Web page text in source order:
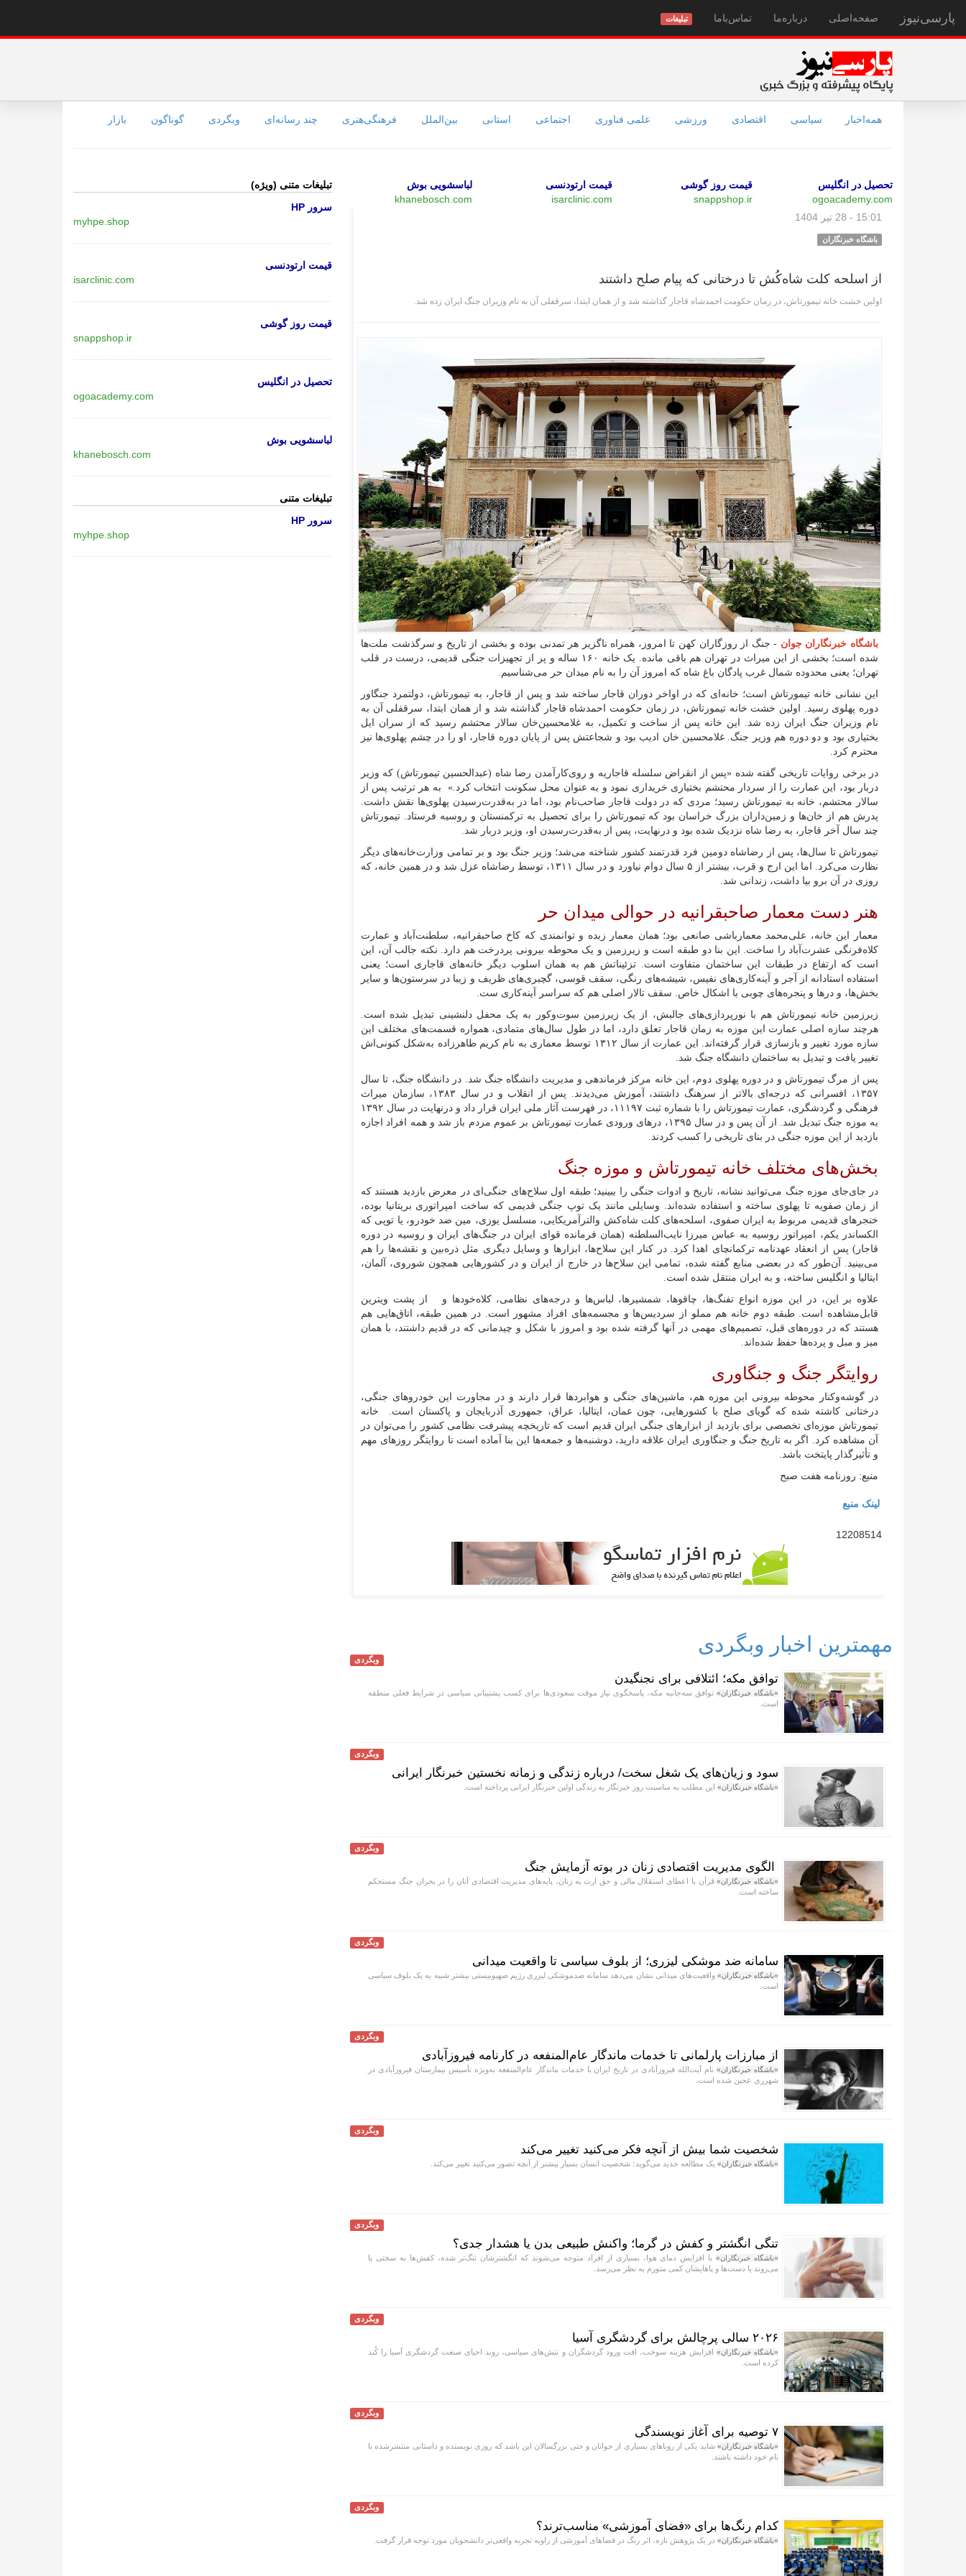
پارسی‌نیوز صفحه‌اصلی درباره‌ما تماس‌با‌ما تبلیغات
همه‌اخبار سیاسی اقتصادی ورزشی علمی فناوری اجتماعی استانی بین‌الملل فرهنگی‌هنری چند رسانه‌ای وبگردی گوناگون بازار
تحصیل در انگلیس
ogoacademy.com
قیمت روز گوشی
snappshop.ir
قیمت ارتودنسی
isarclinic.com
لباسشویی بوش
khanebosch.com
15:01 - 28 تیر 1404
باشگاه خبرنگاران
از اسلحه کلت شاه‌کُش تا درختانی که پیام صلح داشتند
اولین خشت خانه تیمورتاش، در زمان حکومت احمدشاه قاجار گذاشته شد و از همان ابتدا، سرقفلی آن به‌ نام وزیران جنگ ایران زده شد.
باشگاه خبرنگاران جوان - جنگ از روزگاران کهن تا امروز، همراه ناگزیر هر تمدنی بوده و بخشی از تاریخ و سرگذشت ملت‌ها
شده است؛ بخشی از این میراث در تهران هم باقی مانده. یک خانه ۱۶۰ ساله و پر از تجهیزات جنگی قدیمی، درست در قلب
تهران؛ یعنی محدوده شمال غرب پادگان باغ شاه که امروز آن را به نام میدان حر می‌شناسیم.
این نشانی خانه تیمورتاش است؛ خانه‌ای که در اواخر دوران قاجار ساخته شد و پس از قاجار، به تیمورتاش، دولتمرد جنگاور
دوره پهلوی رسید. اولین خشت خانه تیمورتاش، در زمان حکومت احمدشاه قاجار گذاشته شد و از همان ابتدا، سرقفلی آن به
نام وزیران جنگ ایران زده شد. این خانه پس از ساخت و تکمیل، به غلامحسین‌خان سالار محتشم رسید که از سران ایل
بختیاری بود و دو دوره هم وزیر جنگ. غلامحسین خان ادیب بود و شجاعتش پس از پایان دوره قاجار، او را در چشم پهلوی‌ها نیز
محترم کرد.
در برخی روایات تاریخی گفته شده «پس از انقراض سلسله قاجاریه و روی‌کارآمدن رضا شاه (عبدالحسین تیمورتاش) که وزیر
دربار بود، این عمارت را از سردار محتشم بختیاری خریداری نمود و به عنوان محل سکونت انتخاب کرد.» به هر ترتیب پس از
سالار محتشم، خانه به تیمورتاش رسید؛ مردی که در دولت قاجار صاحب‌نام بود، اما در به‌قدرت‌رسیدن پهلوی‌ها نقش داشت.
پدرش هم از خان‌ها و زمین‌داران بزرگ خراسان بود که تیمورتاش را برای تحصیل به ترکمنستان و روسیه فرستاد. تیمورتاش
چند سال آخر قاجار، به رضا شاه نزدیک شده بود و درنهایت، پس از به‌قدرت‌رسیدن او، وزیر دربار شد.
تیمورتاش تا سال‌ها، پس از رضاشاه دومین فرد قدرتمند کشور شناخته می‌شد؛ وزیر جنگ بود و بر تمامی وزارت‌خانه‌های دیگر
نظارت می‌کرد. اما این ارج و قرب، بیشتر از ۵ سال دوام نیاورد و در سال ۱۳۱۱، توسط رضاشاه عزل شد و در همین خانه، که
روزی در آن برو بیا داشت، زندانی شد.
هنر دست معمار صاحبقرانیه در حوالی میدان حر
معمار این خانه، علی‌محمد معمارباشی صانعی بود؛ همان معمار زبده و توانمندی که کاخ صاحبقرانیه، سلطنت‌آباد و عمارت
کلاه‌فرنگی عشرت‌آباد را ساخت. این بنا دو طبقه است و زیرزمین و یک محوطه بیرونی پردرخت هم دارد. نکته جالب آن، این
است که ارتفاع در طبقات این ساختمان متفاوت است. تزئیناتش هم به همان اسلوب دیگر خانه‌های قاجاری است؛ یعنی
استفاده استادانه از آجر و آینه‌کاری‌های نفیس، شیشه‌های رنگی، سقف قوسی، گچبری‌های ظریف و زیبا در سرستون‌ها و سایر
بخش‌ها، و در‌ها و پنجره‌های چوبی با اشکال خاص. سقف تالار اصلی هم که سراسر آینه‌کاری ست.
زیرزمین خانه تیمورتاش هم با نورپردازی‌های جالبش، از یک زیرزمین سوت‌وکور به یک محفل دلنشینی تبدیل شده است.
هرچند سازه اصلی عمارت این موزه به زمان قاجار تعلق دارد، اما در طول سال‌های متمادی، همواره قسمت‌های مختلف این
سازه مورد تغییر و بازسازی قرار گرفته‌اند. این عمارت از سال ۱۳۱۲ توسط معماری به نام کریم طاهرزاده به‌شکل کنونی‌اش
تغییر یافت و تبدیل به ساختمان دانشگاه جنگ شد.
پس از مرگ تیمورتاش و در دوره پهلوی دوم، این خانه مرکز فرماندهی و مدیریت دانشگاه جنگ شد. در دانشگاه جنگ، تا سال
۱۳۵۷، افسرانی که درجه‌ای بالاتر از سرهنگ داشتند، آموزش می‌دیدند. پس از انقلاب و در سال ۱۳۸۳، سازمان میراث
فرهنگی و گردشگری، عمارت تیمورتاش را با شماره ثبت ۱۱۱۹۷، در فهرست آثار ملی ایران قرار داد و درنهایت در سال ۱۳۹۲
به موزه جنگ تبدیل شد. از آن پس و در سال ۱۳۹۵، در‌های ورودی عمارت تیمورتاش بر عموم مردم باز شد و همه افراد اجازه
بازدید از این موزه جنگی در بنای تاریخی را کسب کردند.
بخش‌های مختلف خانه تیمورتاش و موزه جنگ
در جای‌جای موزه جنگ می‌توانید نشانه، تاریخ و ادوات جنگی را ببینید؛ طبقه اول سلاح‌های جنگی‌ای در معرض بازدید هستند که
از زمان صفویه تا پهلوی ساخته و استفاده شده‌اند. وسایلی مانند یک توپ جنگی قدیمی که ساخت امپراتوری بریتانیا بوده،
خنجر‌های قدیمی مربوط به ایران صفوی، اسلحه‌های کلت شاه‌کش والترآمریکایی، مسلسل یوزی، مین ضد خودرو، یا توپی که
الکساندر یکم، امپراتور روسیه به عباس میرزا نایب‌السلطنه (همان فرمانده قوای ایران در جنگ‌های ایران و روسیه در دوره
قاجار) پس از انعقاد عهدنامه ترکمانچای اهدا کرد. در کنار این سلاح‌ها، ابزار‌ها و وسایل دیگری مثل ذره‌بین و نقشه‌ها را هم
می‌بینید. آن‌طور که در بعضی منابع گفته شده، تمامی این سلاح‌ها در خارج از ایران و در کشور‌هایی همچون شوروی، آلمان،
ایتالیا و انگلیس ساخته، و به ایران منتقل شده است.
علاوه بر این، در این موزه انواع تفنگ‌ها، چاقوها، شمشیرها، لباس‌ها و درجه‌های نظامی، کلاه‌خود‌ها و از پشت ویترین
قابل‌مشاهده است. طبقه دوم خانه هم مملو از سردیس‌ها و مجسمه‌های افراد مشهور است. در همین طبقه، اتاق‌هایی هم
هستند که در دوره‌های قبل، تصمیم‌های مهمی در آنها گرفته شده بود و امروز با شکل و چیدمانی که در قدیم داشتند، با همان
میز و مبل و پرده‌ها حفظ شده‌اند.
روایتگر جنگ و جنگاوری
در گوشه‌وکنار محوطه بیرونی این موزه هم، ماشین‌های جنگی و هوابرد‌ها قرار دارند و در مجاورت این خودرو‌های جنگی،
درختانی کاشته شده که گویای صلح با کشورهایی، چون عمان، ایتالیا، عراق، جمهوری آذربایجان و پاکستان است. خانه
تیمورتاش موزه‌ای تخصصی برای بازدید از ابزار‌های جنگی ایران قدیم است که تاریخچه پیشرفت نظامی کشور را می‌توان در
آن مشاهده کرد. اگر به تاریخ جنگ و جنگاوری ایران علاقه دارید، دوشنبه‌ها و جمعه‌ها این بنا آماده است تا روایتگر روز‌های مهم
و تأثیرگذار پایتخت باشد.
منبع: روزنامه هفت صبح
لینک منبع
12208514
مهمترین اخبار وبگردی
وبگردی
توافق مکه؛ ائتلافی برای نجنگیدن
«باشگاه خبرنگاران» توافق سه‌جانبه مکه، پاسخگوی نیاز موقت سعودی‌ها برای کسب پشتیبانی سیاسی در شرایط فعلی منطقه
است.
وبگردی
سود و زیان‌های یک شغل سخت/ درباره زندگی و زمانه نخستین خبرنگار ایرانی
«باشگاه خبرنگاران» این مطلب به مناسبت روز خبرنگار به زندگی اولین خبرنگار ایرانی پرداخته است.
وبگردی
الگوی مدیریت اقتصادی زنان در بوته آزمایش جنگ
«باشگاه خبرنگاران»قرآن با اعطای استقلال مالی و حق ارث به زنان، پایه‌های مدیریت اقتصادی آنان را در بحران جنگ مستحکم
ساخته است.
وبگردی
سامانه ضد موشکی لیزری؛ از بلوف سیاسی تا واقعیت میدانی
«باشگاه خبرنگاران» واقعیت‌های میدانی نشان می‌دهد سامانه ضدموشکی لیزری رژیم صهیونیستی بیشتر شبیه به یک بلوف سیاسی
است.
وبگردی
از مبارزات پارلمانی تا خدمات ماندگار عام‌المنفعه در کارنامه فیروزآبادی
«باشگاه خبرنگاران»نام آیت‌الله فیروزآبادی در تاریخ ایران با خدمات ماندگار عام‌المنفعه به‌ویژه تأسیس بیمارستان فیروزآبادی در
شهرری عجین شده است.
وبگردی
شخصیت شما بیش از آنچه فکر می‌کنید تغییر می‌کند
«باشگاه خبرنگاران» یک مطالعه جدید می‌گوید؛ شخصیت انسان بسیار بیشتر از آنچه تصور می‌کنید تغییر می‌کند.
وبگردی
تنگی انگشتر و کفش در گرما؛ واکنش طبیعی بدن یا هشدار جدی؟
«باشگاه خبرنگاران»با افزایش دمای هوا، بسیاری از افراد متوجه می‌شوند که انگشترشان تنگ‌تر شده، کفش‌ها به سختی پا
می‌روند یا دست‌ها و پاهایشان کمی متورم به نظر می‌رسد.
وبگردی
۲۰۲۶ سالی پرچالش برای گردشگری آسیا
«باشگاه خبرنگاران» افزایش هزینه سوخت، افت ورود گردشگران و تنش‌های سیاسی، روند احیای صنعت گردشگری آسیا را کُند
کرده است.
وبگردی
۷ توصیه برای آغاز نویسندگی
«باشگاه خبرنگاران» شاید یکی از رویا‌های بسیاری از جوانان و حتی بزرگسالان این باشد که روزی نویسنده و داستانی منتشرشده با
نام خود داشته باشند.
وبگردی
کدام رنگ‌ها برای «فضای آموزشی» مناسب‌ترند؟
«باشگاه خبرنگاران» در یک پژوهش تازه، اثر رنگ در فضا‌های آموزشی از زاویه تجربه واقعی‌تر دانشجویان مورد توجه قرار گرفت.
تبلیغات متنی (ویژه)
سرور HP
myhpe.shop
قیمت ارتودنسی
isarclinic.com
قیمت روز گوشی
snappshop.ir
تحصیل در انگلیس
ogoacademy.com
لباسشویی بوش
khanebosch.com
تبلیغات متنی
سرور HP
myhpe.shop